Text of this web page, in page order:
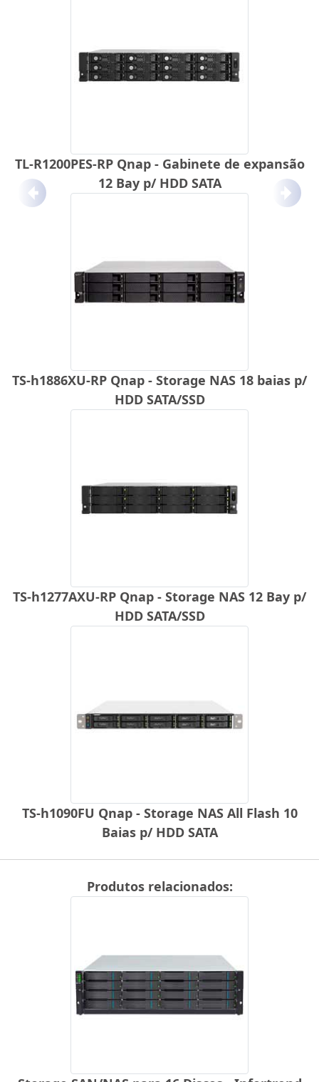
TL-R1200PES-RP Qnap - Gabinete de expansão
12 Bay p/ HDD SATA
TS-h1886XU-RP Qnap - Storage NAS 18 baias p/
HDD SATA/SSD
TS-h1277AXU-RP Qnap - Storage NAS 12 Bay p/
HDD SATA/SSD
TS-h1090FU Qnap - Storage NAS All Flash 10
Baias p/ HDD SATA
Anterior
Produtos relacionados: